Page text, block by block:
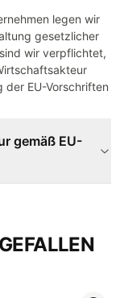
legen wir
gesetzlicher
wir verpflichtet,
der EU-Vorschriften
gemäß EU-